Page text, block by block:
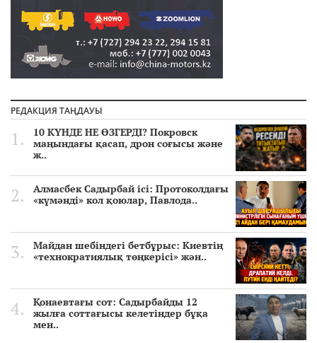
РЕДАКЦИЯ ТАҢДАУЫ
10 КҮНДЕ НЕ ӨЗГЕРДІ? Покровск
маңындағы қасап, дрон соғысы және
ж..
Алмасбек Садырбай ісі: Протоколдағы
«күмәнді» кол қоюлар, Павлода..
Майдан шебіндегі бетбұрыс: Киевтің
«технократиялық төңкерісі» жән..
Қонаевтағы сот: Садырбайды 12
жылға соттағысы келетіндер бұқа
мен..